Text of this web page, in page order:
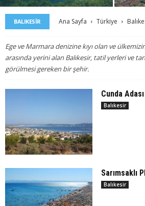
BALIKESIR Ana Sayfa Türkiye
Ege ve Marmara denizine kıyı olan ve
arasında yerini alan Balıkesir, tatil yerleri ve
görülmesi gereken bir şehir.
Cunda
Balıkesir
Sarımsaklı
Balıkesir